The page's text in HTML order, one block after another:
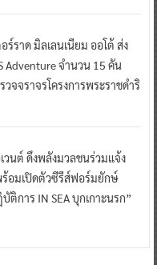
ร์ราด มิลเลนเนียม ออโต้ ส่ง
Adventure จำนวน 15 คัน
จจราจรโครงการพระราชดำริ
นต์ ดึงพลังมวลชนร่วมแจ้ง
ร้อมเปิดตัวซีรีส์ฟอร์มยักษ์
ติการ IN SEA บุกเกาะนรก”